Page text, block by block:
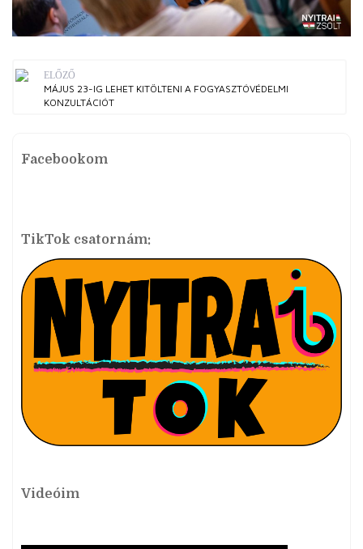
ELŐZŐ
MÁJUS 23-IG LEHET KITÖLTENI A FOGYASZTÓVÉDELMI
KONZULTÁCIÓT
Facebookom
TikTok csatornám:
Videóim